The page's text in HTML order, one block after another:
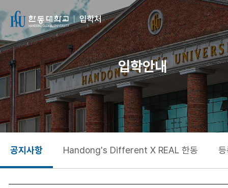
입학안내
공지사항 Handong's Different X REAL 한동